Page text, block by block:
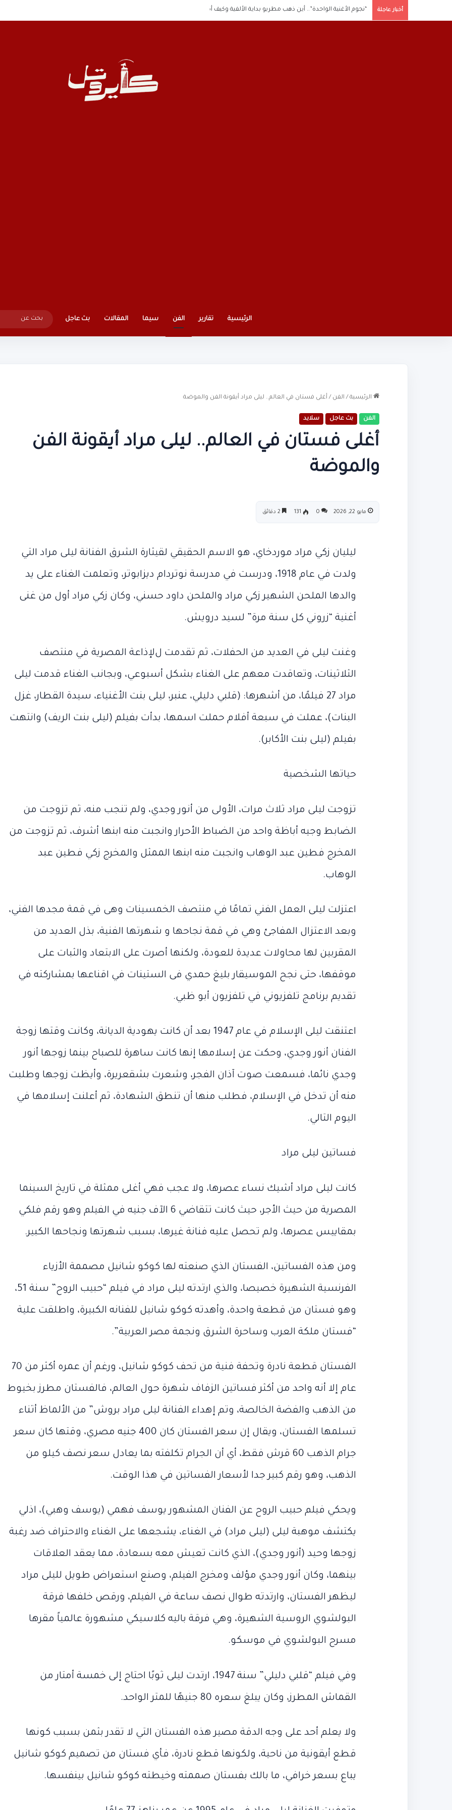
أخبار عاجلة “نجوم الأغنية الواحدة”.. أين ذهب مطربو بداية الألفية وكيف أصبحوا الآن
الرئيسية تقارير الفن سيما المقالات بث عاجل
الرئيسية / الفن / أغلى فستان في العالم.. ليلى مراد أيقونة الفن والموضة
الفن بث عاجل سلايد
أغلى فستان في العالم.. ليلى مراد أيقونة الفن
والموضة
مايو 22, 2026 0
131
ليليان زكي مراد موردخاي، هو الاسم الحقيقي لقيثارة الشرق الفنانة ليلى مراد التي
ولدت في عام 1918، ودرست في مدرسة نوتردام ديزابوتر، وتعلمت الغناء على يد
والدها الملحن الشهير زكي مراد والملحن داود حسني، وكان زكي مراد أول من غنى
أغنية “زروني كل سنة مرة” لسيد درويش.
وغنت ليلى في العديد من الحفلات، ثم تقدمت لﻹذاعة المصرية في منتصف
الثلاثينات، وتعاقدت معهم على الغناء بشكل أسبوعي، وبجانب الغناء قدمت ليلى
مراد 27 فيلمًا، من أشهرها: (قلبي دليلي، عنبر، ليلى بنت الأغنياء، سيدة القطار، غزل
البنات)، عملت في سبعة أفلام حملت اسمها، بدأت بفيلم (ليلى بنت الريف) وانتهت
بفيلم (ليلى بنت الأكابر).
حياتها الشخصية
تزوجت ليلى مراد ثلاث مرات، الأولى من أنور وجدي، ولم تنجب منه، ثم تزوجت من
الضابط وجيه أباظة واحد من الضباط الأحرار وانجبت منه ابنها أشرف، ثم تزوجت من
المخرج فطين عبد الوهاب وانجبت منه ابنها الممثل والمخرج زكي فطين عبد
الوهاب.
اعتزلت ليلى العمل الفني تمامًا في منتصف الخمسينات وهى في قمة مجدها الفني،
وبعد الاعتزال المفاجئ وهي في قمة نجاحها و شهرتها الفنية، بذل العديد من
المقربين لها محاولات عديدة للعودة، ولكنها أصرت على الابتعاد والثبات على
موقفها، حتى نجح الموسيقار بليغ حمدي فى الستينات في اقناعها بمشاركته في
تقديم برنامج تلفزيوني في تلفزيون أبو ظبي.
اعتنقت ليلى الإسلام في عام 1947 بعد أن كانت يهودية الديانة، وكانت وقتها زوجة
الفنان أنور وجدي، وحكت عن إسلامها إنها كانت ساهرة للصباح بينما زوجها أنور
وجدي نائما، فسمعت صوت آذان الفجر، وشعرت بشقعريرة، وأيظت زوجها وطلبت
منه أن تدخل في الإسلام، فطلب منها أن تنطق الشهادة، ثم أعلنت إسلامها في
اليوم التالي.
فساتين ليلى مراد
كانت ليلى مراد أشيك نساء عصرها، ولا عجب فهي أغلى ممثلة في تاريخ السينما
المصرية من حيث الأجر، حيث كانت تتقاضي 6 الآف جنيه في الفيلم وهو رقم فلكي
بمقاييس عصرها، ولم تحصل عليه فنانة غيرها، بسبب شهرتها ونجاحها الكبير.
ومن هذه الفساتين، الفستان الذي صنعته لها كوكو شانيل مصممة الأزياء
الفرنسية الشهيرة خصيصا، والذي ارتدته ليلى مراد في فيلم “حبيب الروح” سنة 51،
وهو فستان من قطعة واحدة، وأهدته كوكو شانيل للفنانه الكبيرة، واطلقت علية
“فستان ملكة العرب وساحرة الشرق ونجمة مصر العربية”.
الفستان قطعة نادرة وتحفة فنية من تحف كوكو شانيل، ورغم أن عمره أكثر من 70
عام إلا أنه واحد من أكثر فساتين الزفاف شهرة حول العالم، فالفستان مطرز بخيوط
من الذهب والفضة الخالصة، وتم إهداء الفنانة ليلى مراد بروش” من الألماظ أثناء
تسلمها الفستان، ويقال إن سعر الفستان كان 400 جنيه مصري، وقتها كان سعر
جرام الذهب 60 قرش فقط، أي أن الجرام تكلفته بما يعادل سعر نصف كيلو من
الذهب، وهو رقم كبير جدا لأسعار الفساتين في هذا الوقت.
ويحكي فيلم حبيب الروح عن الفنان المشهور يوسف فهمي (يوسف وهبي)، اذلي
يكتشف موهبة ليلى (ليلى مراد) في الغناء، يشجعها على الغناء والاحتراف ضد رغبة
زوجها وحيد (أنور وجدي)، الذي كانت تعيش معه بسعادة، مما يعقد العلاقات
بينهما، وكان أنور وجدي مؤلف ومخرج الفيلم، وصنع استعراض طويل لليلى مراد
ليظهر الفستان، وارتدته طوال نصف ساعة في الفيلم، ورقص خلفها فرقة
البولشوي الروسية الشهيرة، وهي فرقة باليه كلاسيكي مشهورة عالمياً مقرها
مسرح البولشوي في موسكو.
وفي فيلم “قلبي دليلي” سنة 1947، ارتدت ليلى ثوبًا احتاج إلى خمسة أمتار من
القماش المطرز، وكان يبلغ سعره 80 جنيهًا للمتر الواحد.
ولا يعلم أحد على وجه الدقة مصير هذه الفستان التي لا تقدر بثمن بسبب كونها
قطع أيقونية من ناحية، ولكونها قطع نادرة، فأي فستان من تصميم كوكو شانيل
يباع بسعر خرافي، ما بالك بفستان صممته وخيطته كوكو شانيل بينفسها.
أرقام قياسية بعد
مباراة النمسا
مقتل
العربي”…
دماء
مبارك
بورسعيد
يونيو 20, 2026
العربي”… دماء
شوارع بورسعيد
أختها
أمامه”..
حكاية
خناقة
يونيو 12, 2026
الأغنية
الواحدة”..
مايو 22, 2026
بداية